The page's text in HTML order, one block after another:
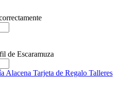
Alacena Tarjeta de Regalo Talleres